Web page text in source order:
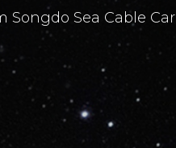
Songdo Sea Cable Car